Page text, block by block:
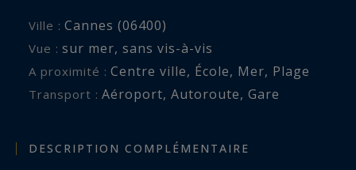
Ville : Cannes (06400)
Vue : sur mer, sans vis-à-vis
A proximité : Centre ville, École, Mer, Plage
Transport : Aéroport, Autoroute, Gare
DESCRIPTION COMPLÉMENTAIRE